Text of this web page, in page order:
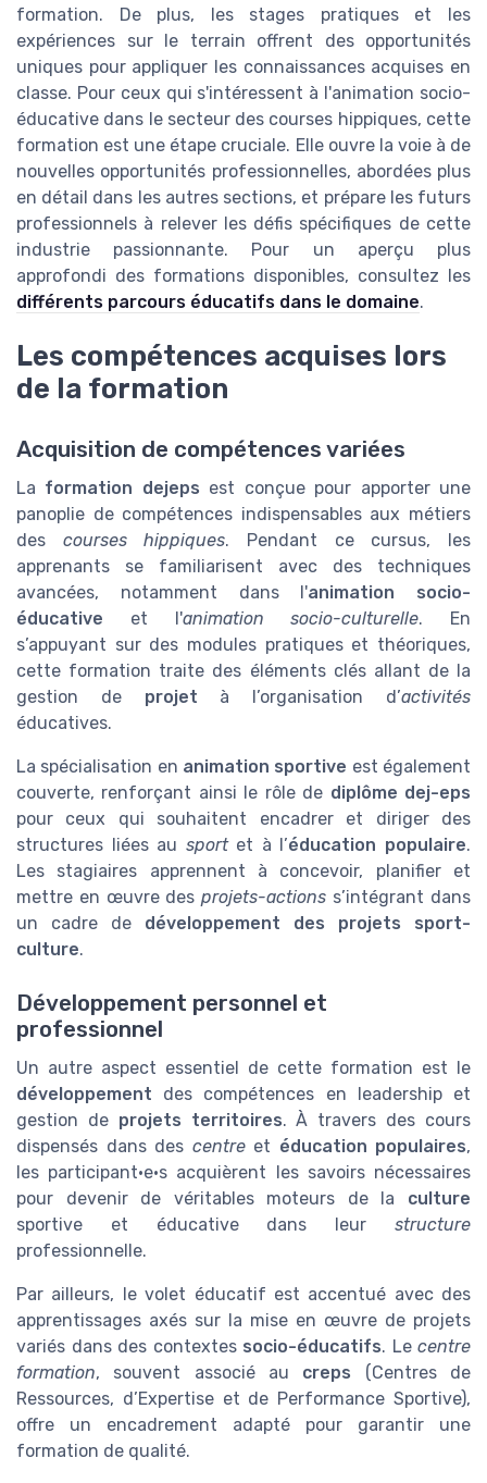
formation. De plus, les stages pratiques et les
expériences sur le terrain offrent des opportunités
uniques pour appliquer les connaissances acquises en
classe. Pour ceux qui s'intéressent à l'animation socio-
éducative dans le secteur des courses hippiques, cette
formation est une étape cruciale. Elle ouvre la voie à de
nouvelles opportunités professionnelles, abordées plus
en détail dans les autres sections, et prépare les futurs
professionnels à relever les défis spécifiques de cette
industrie passionnante. Pour un aperçu plus
approfondi des formations disponibles, consultez les
différents parcours éducatifs dans le domaine.
Les compétences acquises lors
de la formation
Acquisition de compétences variées
La formation dejeps est conçue pour apporter une
panoplie de compétences indispensables aux métiers
des courses hippiques. Pendant ce cursus, les
apprenants se familiarisent avec des techniques
avancées, notamment dans l'animation socio-
éducative et l'animation socio-culturelle. En
s’appuyant sur des modules pratiques et théoriques,
cette formation traite des éléments clés allant de la
gestion de projet à l’organisation d’activités
éducatives.
La spécialisation en animation sportive est également
couverte, renforçant ainsi le rôle de diplôme dej-eps
pour ceux qui souhaitent encadrer et diriger des
structures liées au sportet à l’éducation populaire.
Les stagiaires apprennent à concevoir, planifier et
mettre en œuvre desprojets-actions s’intégrant dans
un cadre de développement des projets sport-
culture.
Développement personnel et
professionnel
Un autre aspect essentiel de cette formation est le
développement des compétences en leadership et
gestion de projets territoires. À travers des cours
dispensés dans des centreet éducation populaires,
les participant·e·s acquièrent les savoirs nécessaires
pour devenir de véritables moteurs de la culture
sportive et éducative dans leur structure
professionnelle.
Par ailleurs, le volet éducatif est accentué avec des
apprentissages axés sur la mise en œuvre de projets
variés dans des contextes socio-éducatifs. Le centre
formation, souvent associé au creps (Centres de
Ressources, d’Expertise et de Performance Sportive),
offre un encadrement adapté pour garantir une
formation de qualité.